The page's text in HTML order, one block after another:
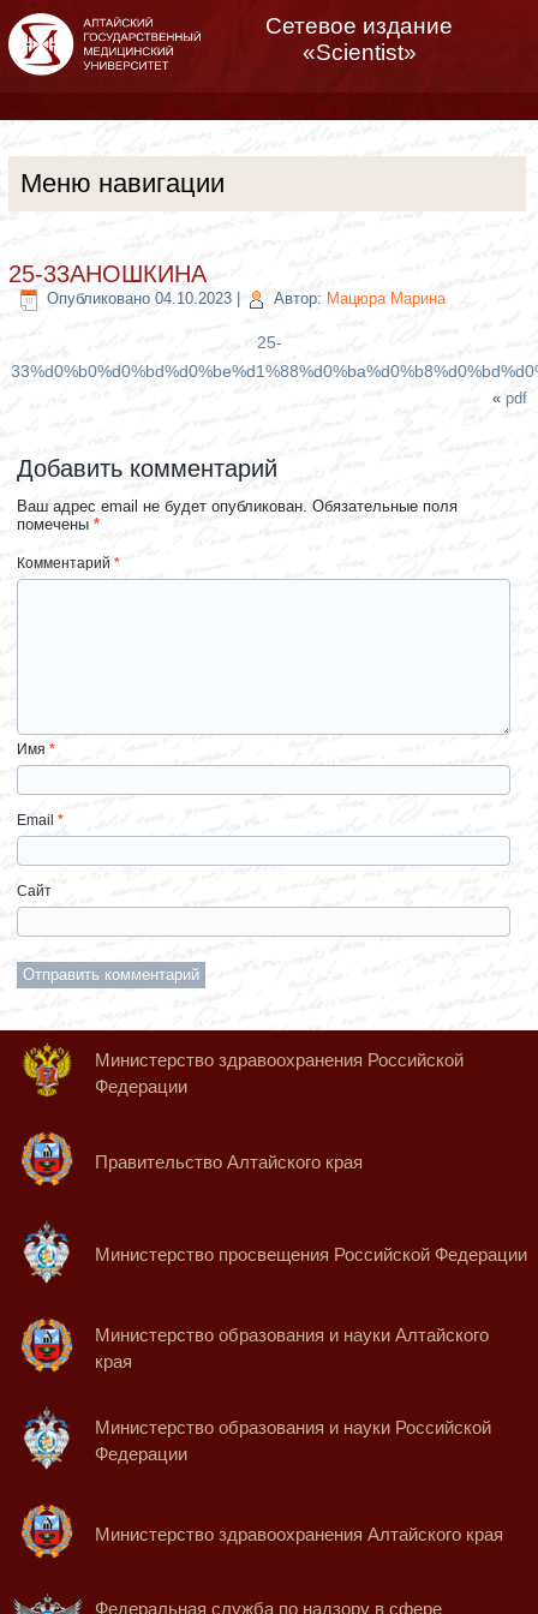
Сетевое издание
«Scientist»
Меню навигации
25-33АНОШКИНА
Опубликовано 04.10.2023 Автор: Мацюра Марина
25-
« pdf
Добавить комментарий
Ваш адрес email не будет опубликован. Обязательные поля
помечены*
Комментарий*
Имя*
Email*
Сайт
Министерство здравоохранения Российской
Федерации
Правительство Алтайского края
Министерство просвещения Российской Федерации
Министерство образования и науки Алтайского
края
Министерство образования и науки Российской
Федерации
Министерство здравоохранения Алтайского края
Федеральная служба по надзору в сфере